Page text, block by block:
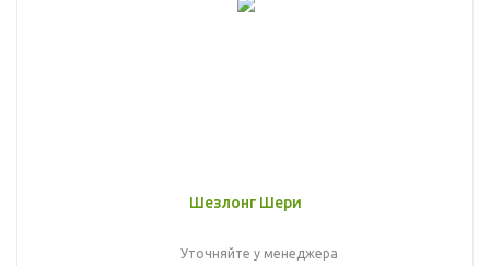
Шезлонг Шери
Уточняйте у менеджера